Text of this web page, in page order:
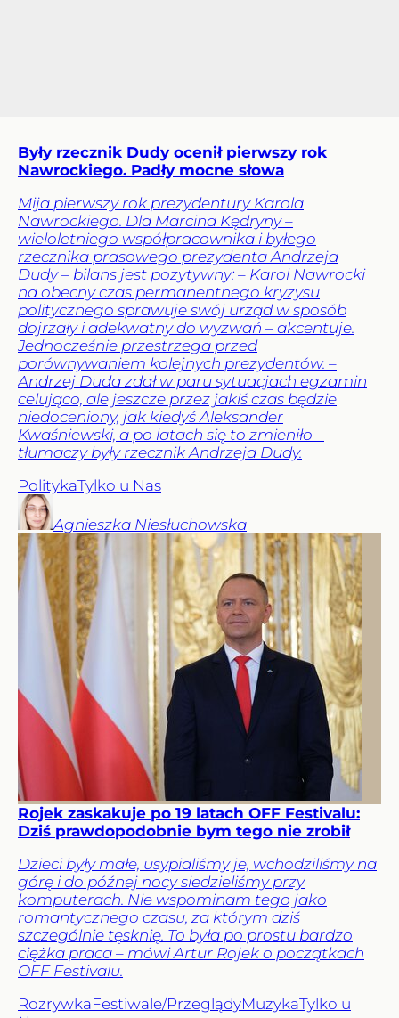
Były rzecznik Dudy ocenił pierwszy rok
Nawrockiego. Padły mocne słowa
Mija pierwszy rok prezydentury Karola
Nawrockiego. Dla Marcina Kędryny –
wieloletniego współpracownika i byłego
rzecznika prasowego prezydenta Andrzeja
Dudy – bilans jest pozytywny: – Karol Nawrocki
na obecny czas permanentnego kryzysu
politycznego sprawuje swój urząd w sposób
dojrzały i adekwatny do wyzwań – akcentuje.
Jednocześnie przestrzega przed
porównywaniem kolejnych prezydentów. –
Andrzej Duda zdał w paru sytuacjach egzamin
celująco, ale jeszcze przez jakiś czas będzie
niedoceniony, jak kiedyś Aleksander
Kwaśniewski, a po latach się to zmieniło –
tłumaczy były rzecznik Andrzeja Dudy.
PolitykaTylko u Nas
Agnieszka Niesłuchowska
Rojek zaskakuje po 19 latach OFF Festivalu:
Dziś prawdopodobnie bym tego nie zrobił
Dzieci były małe, usypialiśmy je, wchodziliśmy na
górę i do późnej nocy siedzieliśmy przy
komputerach. Nie wspominam tego jako
romantycznego czasu, za którym dziś
szczególnie tęsknię. To była po prostu bardzo
ciężka praca – mówi Artur Rojek o początkach
OFF Festivalu.
RozrywkaFestiwale/PrzeglądyMuzykaTylko u